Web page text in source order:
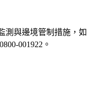
測與邊境管制措施， 如
001922。